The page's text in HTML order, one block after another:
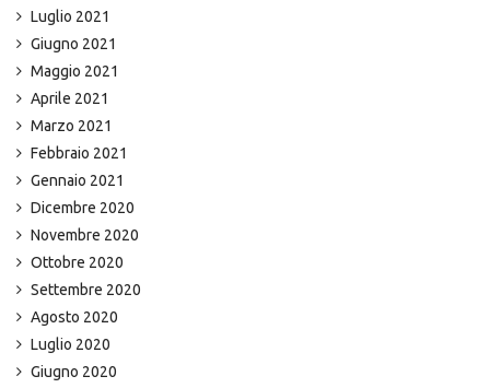
Luglio 2021
Giugno 2021
Maggio 2021
Aprile 2021
Marzo 2021
Febbraio 2021
Gennaio 2021
Dicembre 2020
Novembre 2020
Ottobre 2020
Settembre 2020
Agosto 2020
Luglio 2020
Giugno 2020